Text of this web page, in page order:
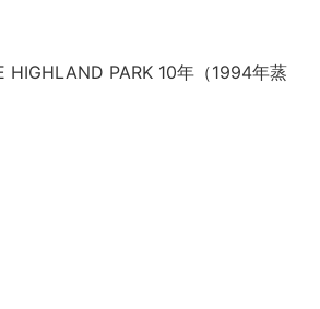
HIGHLAND PARK 10年（1994年蒸